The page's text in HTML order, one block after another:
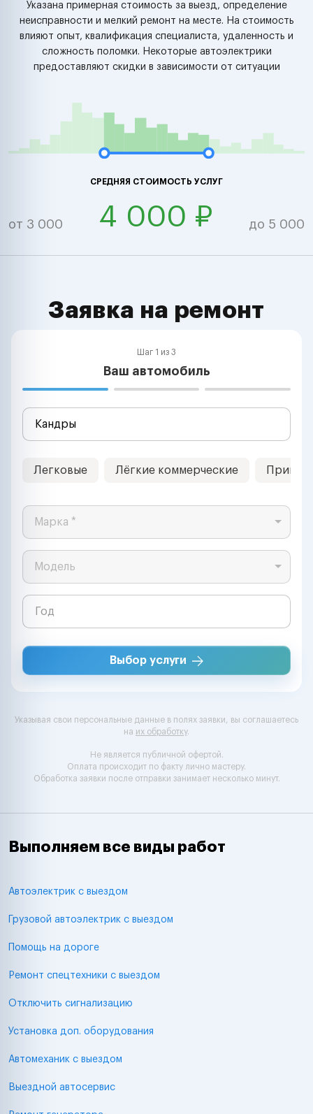
Указана примерная стоимость за выезд, определение
неисправности и мелкий ремонт на месте. На стоимость
влияют опыт, квалификация специалиста, удаленность и
сложность поломки. Некоторые автоэлектрики
предоставляют скидки в зависимости от ситуации
СРЕДНЯЯ СТОИМОСТЬ УСЛУГ
от 3 000 4 000 ₽ до 5 000
Заявка на ремонт
Шаг 1 из 3
Ваш автомобиль
Легковые Лёгкие коммерческие
Марка *
Модель
Выбор услуги
Указывая свои персональные данные в полях заявки, вы соглашаетесь
на их обработку.
Не является публичной офертой.
Оплата происходит по факту лично мастеру.
Обработка заявки после отправки занимает несколько минут.
Выполняем все виды работ
Автоэлектрик с выездом
Грузовой автоэлектрик с выездом
Помощь на дороге
Ремонт спецтехники с выездом
Отключить сигнализацию
Установка доп. оборудования
Автомеханик с выездом
Выездной автосервис